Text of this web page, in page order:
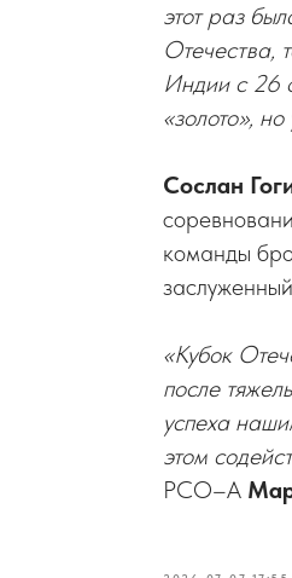
этот раз
Отечества,
Индии с 26
«золото»,
Сослан
команды
«Кубок
после
успеха
этом
РСО–А